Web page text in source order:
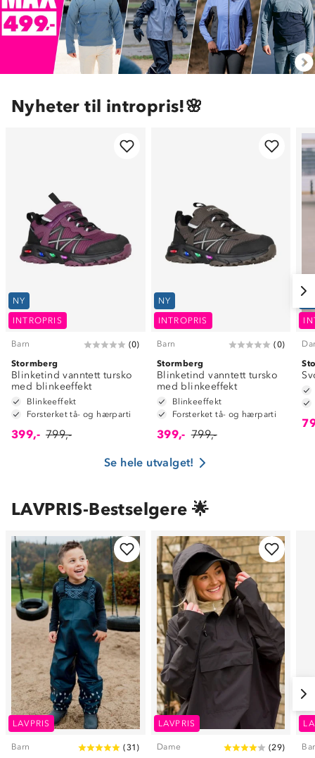
Nyheter til intropris!🌸
NY
INTROPRIS
Barn (0)
Stormberg
Blinketind vanntett tursko
med blinkeeffekt
Blinkeeffekt
Forsterket tå- og hærparti
399,- 799,-
NY
INTROPRIS
Barn (0)
Stormberg
Blinketind vanntett tursko
med blinkeeffekt
Blinkeeffekt
Forsterket tå- og hærparti
399,- 799,-
Se hele utvalget!
LAVPRIS-Bestselgere 🌟
LAVPRIS
Barn (31 )
LAVPRIS
Dame (29)